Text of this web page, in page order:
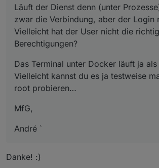
Läuft der Dienst denn (unter
zwar die Verbindung, aber der Login
Vielleicht hat der User nicht die
Berechtigungen?
Das Terminal unter Docker läuft ja
Vielleicht kannst du es ja testweise
root probieren…
MfG,
André `
Danke! :)